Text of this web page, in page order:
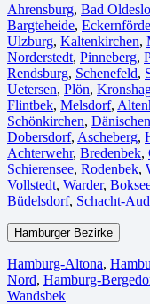
Ahrensburg, Bad
Bargteheide, Eckernförde
Ulzburg, Kaltenkirchen,
Norderstedt, Pinneberg,
Rendsburg, Schenefeld,
Uetersen, Plön,
Flintbek, Melsdorf,
Schönkirchen,
Dobersdorf, Ascheberg,
Achterwehr, Bredenbek,
Schierensee, Rodenbek,
Vollstedt, Warder,
Büdelsdorf, Schacht-
Hamburger Bezirke
Hamburg-Altona,
Nord, Hamburg-
Wandsbek